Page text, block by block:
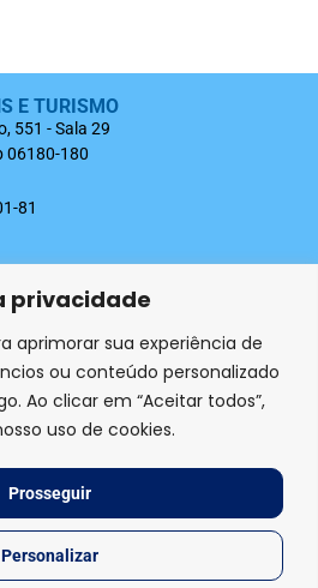
privacidade
aprimorar sua experiência de
ou conteúdo personalizado
Ao clicar em “Aceitar todos”,
uso de cookies.
Personalizar
Prosseguir
E TURISMO
551 - Sala 29
06180-180
81
SOCIAIS
e Turismo